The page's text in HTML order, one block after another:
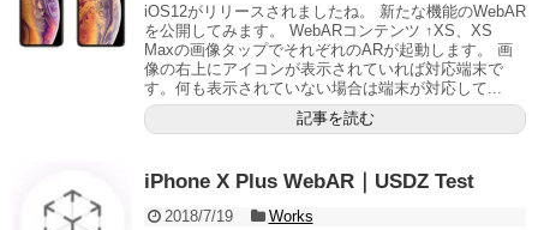
iOS12がリリースされましたね。 新たな機能のWebAR
を公開してみます。 WebARコンテンツ ↑XS、XS
Maxの画像タップでそれぞれのARが起動します。 画
像の右上にアイコンが表示されていれば対応端末で
す。何も表示されていない場合は端末が対応して...
記事を読む
iPhone X Plus WebAR｜USDZ Test
2018/7/19
Works